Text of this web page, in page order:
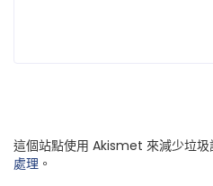
這個站點使用 Akismet 來減少垃圾
處理 。